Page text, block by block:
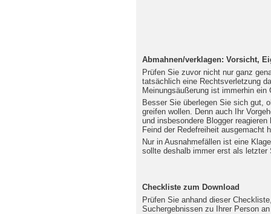
Abmahnen/verklagen: Vorsicht,
Prüfen Sie zuvor nicht nur ganz
tatsächlich eine Rechtsverletzung
Meinungsäußerung ist immerhin ein
Besser Sie überlegen Sie sich gut,
greifen wollen. Denn auch Ihr
und insbesondere Blogger
Feind der Redefreiheit ausgemacht
Nur in Ausnahmefällen ist eine
sollte deshalb immer erst als
Checkliste zum Download
Prüfen Sie anhand dieser
Suchergebnissen zu Ihrer Person